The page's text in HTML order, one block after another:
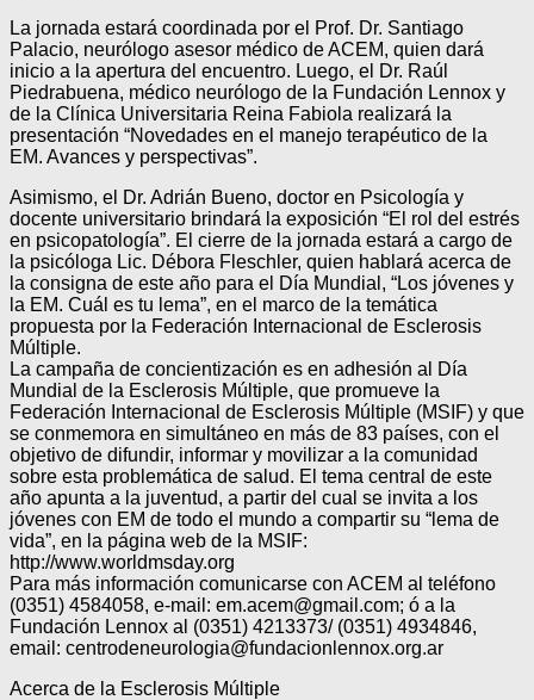
La jornada estará coordinada por el Prof. Dr. Santiago
Palacio, neurólogo asesor médico de ACEM, quien dará
inicio a la apertura del encuentro. Luego, el Dr. Raúl
Piedrabuena, médico neurólogo de la Fundación Lennox y
de la Clínica Universitaria Reina Fabiola realizará la
presentación “Novedades en el manejo terapéutico de la
EM. Avances y perspectivas”.
Asimismo, el Dr. Adrián Bueno, doctor en Psicología y
docente universitario brindará la exposición “El rol del estrés
en psicopatología”. El cierre de la jornada estará a cargo de
la psicóloga Lic. Débora Fleschler, quien hablará acerca de
la consigna de este año para el Día Mundial, “Los jóvenes y
la EM. Cuál es tu lema”, en el marco de la temática
propuesta por la Federación Internacional de Esclerosis
Múltiple.
La campaña de concientización es en adhesión al Día
Mundial de la Esclerosis Múltiple, que promueve la
Federación Internacional de Esclerosis Múltiple (MSIF) y que
se conmemora en simultáneo en más de 83 países, con el
objetivo de difundir, informar y movilizar a la comunidad
sobre esta problemática de salud. El tema central de este
año apunta a la juventud, a partir del cual se invita a los
jóvenes con EM de todo el mundo a compartir su “lema de
vida”, en la página web de la MSIF:
http://www.worldmsday.org
Para más información comunicarse con ACEM al teléfono
(0351) 4584058, e-mail: em.acem@gmail.com; ó a la
Fundación Lennox al (0351) 4213373/ (0351) 4934846,
email: centrodeneurologia@fundacionlennox.org.ar
Acerca de la Esclerosis Múltiple